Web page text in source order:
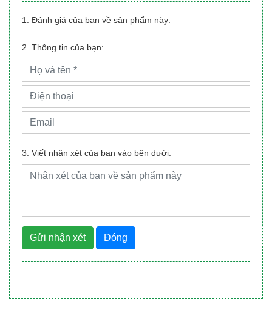
1. Đánh giá của bạn về sản phẩm này:
2. Thông tin của bạn:
3. Viết nhận xét của bạn vào bên dưới:
Gửi nhận xét Đóng